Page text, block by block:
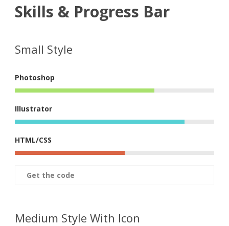
Skills & Progress Bar
Small Style
Photoshop
Illustrator
HTML/CSS
Get the code
Medium Style With Icon